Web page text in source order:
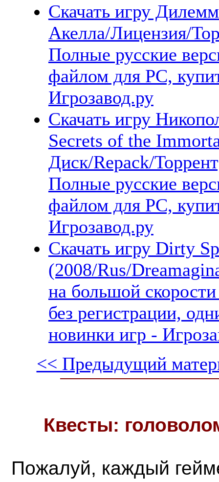
Скачать игру
Акелла/Лицензия/
Полные русские
файлом для PC,
Игрозавод.ру
Скачать игру
Secrets of the
Диск/Repack/
Полные русские
файлом для PC,
Игрозавод.ру
Скачать игру Dirty
(2008/Rus/
на большой
без регистрации,
новинки игр -
<< Предыдущий
Квесты:
Пожалуй, каждый